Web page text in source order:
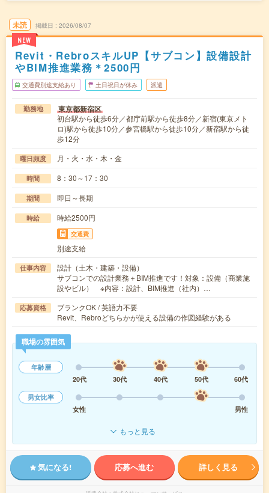
未読
NEW
掲載日 2026/08/07
Revit・RebroスキルUP【サブコン】設備設計
やBIM推進業務＊2500円
交通費別途支給あり 土日祝日が休み 派遣
勤務地 東京都新宿区
初台駅から徒歩6分／都庁前駅から徒歩8分／新宿(東京メト
ロ)駅から徒歩10分／参宮橋駅から徒歩10分／新宿駅から徒
歩12分
曜日頻度 月・火・水・木・金
時間 8：30～17：30
期間 即日～長期
時給 時給2500円
交通費
別途支給
仕事内容
設計（土木・建築・設備）
サブコンでの設計業務＋BIM推進です！対象：設備（商業施
設やビル） ※内容：設計、BIM推進（社内）…
応募資格
ブランクOK / 英語力不要
Revit、Rebroどちらかが使える設備の作図経験がある
職場の雰囲気
年齢層
20代
30代 40代 50代
60代
男女比率
女性
男性
もっと見る
気になる! 応募へ進む 詳しく見る